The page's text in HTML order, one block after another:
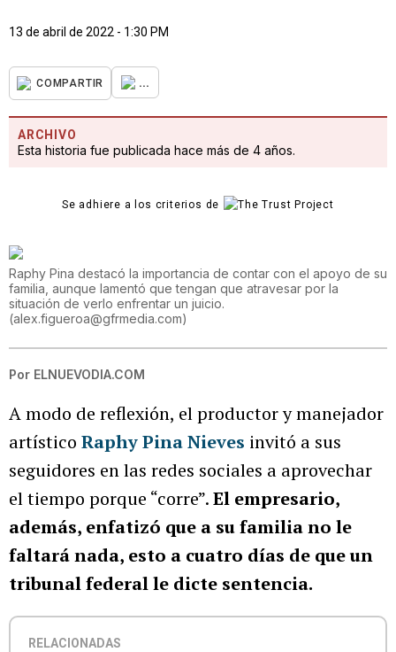
13 de abril de 2022 - 1:30 PM
COMPARTIR ...
ARCHIVO
Esta historia fue publicada hace más de 4 años.
Se adhiere a los criterios de
Raphy Pina destacó la importancia de contar con el apoyo de su
familia, aunque lamentó que tengan que atravesar por la
situación de verlo enfrentar un juicio.
(alex.figueroa@gfrmedia.com)
Por ELNUEVODIA.COM
A modo de reflexión, el productor y manejador
artístico Raphy Pina Nieves invitó a sus
seguidores en las redes sociales a aprovechar
el tiempo porque “corre”.El empresario,
además, enfatizó que a su familia no le
faltará nada, esto a cuatro días de que un
tribunal federal le dicte sentencia.
RELACIONADAS